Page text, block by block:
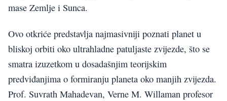
mase Zemlje i Sunca.
Ovo otkriće predstavlja najmasivniji poznati planet u
bliskoj orbiti oko ultrahladne patuljaste zvijezde, što se
smatra izuzetkom u dosadašnjim teorijskim
predviđanjima o formiranju planeta oko manjih zvijezda.
Prof. Suvrath Mahadevan, Verne M. Willaman profesor